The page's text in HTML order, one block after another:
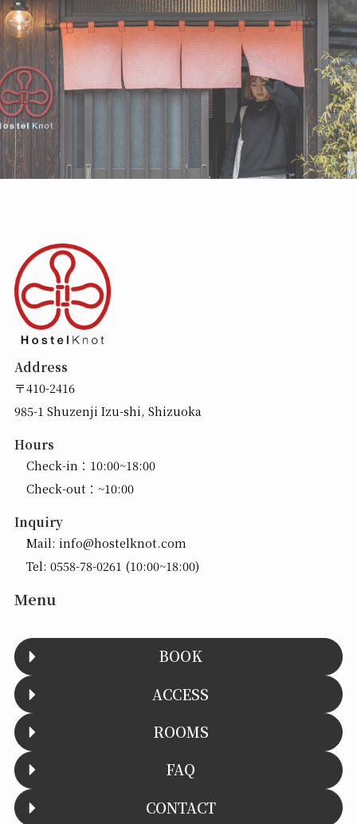
Address
〒410-2416
985-1 Shuzenji Izu-shi, Shizuoka
Hours
Check-in：10:00~18:00
Check-out：~10:00
Inquiry
Mail: info@hostelknot.com
Tel: 0558-78-0261 (10:00~18:00)
Menu
BOOK
ACCESS
ROOMS
FAQ
CONTACT